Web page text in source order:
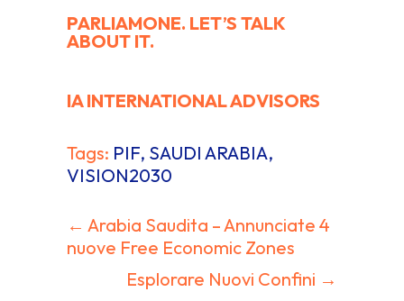
PARLIAMONE. LET’S TALK
ABOUT IT.
IA INTERNATIONAL ADVISORS
Tags: PIF, SAUDI ARABIA,
VISION2030
Navigazione
articoli
← Arabia Saudita – Annunciate 4
nuove Free Economic Zones
Esplorare Nuovi Confini →